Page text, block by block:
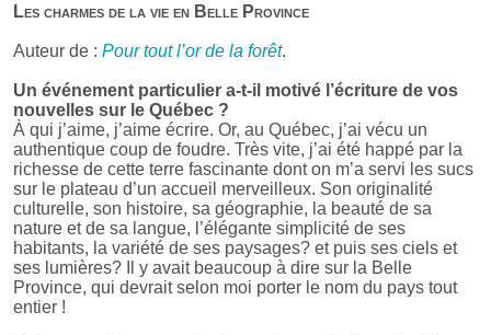
Les charmes de la vie en Belle Province
Auteur de : Pour tout l’or de la forêt.
Un événement particulier a-t-il motivé l’écriture de vos
nouvelles sur le Québec ?
À qui j’aime, j’aime écrire. Or, au Québec, j’ai vécu un
authentique coup de foudre. Très vite, j’ai été happé par la
richesse de cette terre fascinante dont on m’a servi les sucs
sur le plateau d’un accueil merveilleux. Son originalité
culturelle, son histoire, sa géographie, la beauté de sa
nature et de sa langue, l’élégante simplicité de ses
habitants, la variété de ses paysages? et puis ses ciels et
ses lumières? Il y avait beaucoup à dire sur la Belle
Province, qui devrait selon moi porter le nom du pays tout
entier !